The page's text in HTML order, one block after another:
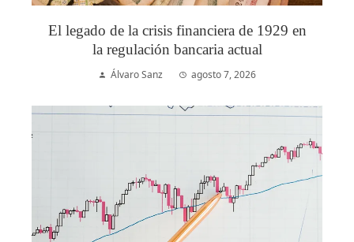
El legado de la crisis financiera de 1929 en
la regulación bancaria actual
Álvaro Sanz agosto 7, 2026